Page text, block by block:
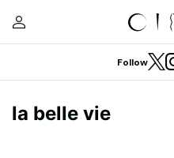
Follow
la belle vie